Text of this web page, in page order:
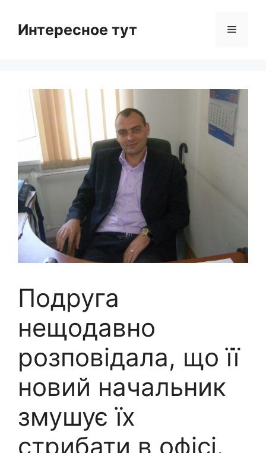
contentИнтересное тут Menu
Подруга
нещодавно
розповідала, що її
новий начальник
змушує їх
стрибати в офісі.